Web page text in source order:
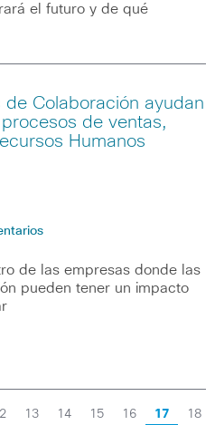
el futuro y de qué
Colaboración ayudan
de ventas,
Humanos
de las empresas donde las
pueden tener un impacto
13 14 15 16 17 18